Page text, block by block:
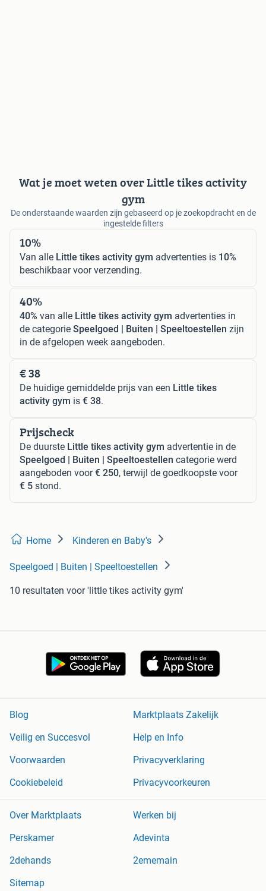
Wat je moet weten over Little tikes activity
gym
De onderstaande waarden zijn gebaseerd op je zoekopdracht en de
ingestelde filters
10%
Van alle Little tikes activity gym advertenties is 10%
beschikbaar voor verzending.
40%
40% van alle Little tikes activity gym advertenties in
de categorie Speelgoed | Buiten | Speeltoestellen zijn
in de afgelopen week aangeboden.
€ 38
De huidige gemiddelde prijs van een Little tikes
activity gym is € 38.
Prijscheck
De duurste Little tikes activity gym advertentie in de
Speelgoed | Buiten | Speeltoestellen categorie werd
aangeboden voor€ 250, terwijl de goedkoopste voor
€ 5 stond.
Home Kinderen en Baby's
Speelgoed | Buiten | Speeltoestellen
10 resultaten voor 'little tikes activity gym'
Blog
Marktplaats Zakelijk
Veilig en Succesvol
Help en Info
Voorwaarden
Privacyverklaring
Cookiebeleid
Privacyvoorkeuren
Over Marktplaats
Werken bij
Perskamer
Adevinta
2dehands
2ememain
Sitemap